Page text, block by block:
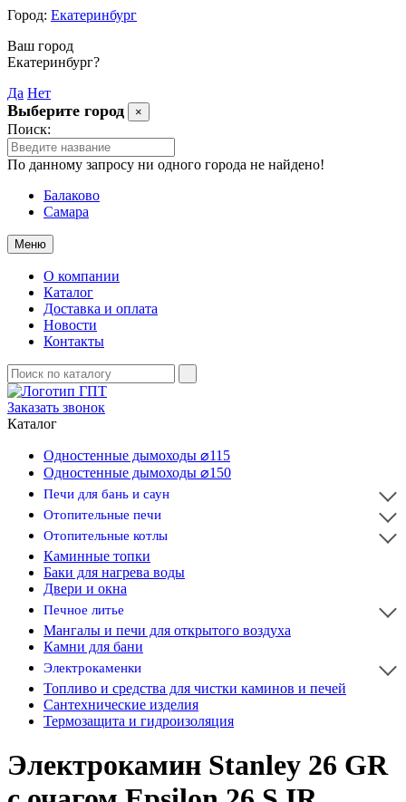
Город: Екатеринбург
Ваш город
Екатеринбург?
Да Нет
Выберите город ×
Поиск:
По данному запросу ни одного города не найдено!
Балаково
Самара
Меню
О компании
Каталог
Доставка и оплата
Новости
Контакты
Заказать звонок
Каталог
Одностенные дымоходы ⌀115
Одностенные дымоходы ⌀150
Печи для бань и саун
Отопительные печи
Отопительные котлы
Каминные топки
Баки для нагрева воды
Двери и окна
Печное литье
Мангалы и печи для открытого воздуха
Камни для бани
Электрокаменки
Топливо и средства для чистки каминов и печей
Сантехнические изделия
Термозащита и гидроизоляция
Электрокамин Stanley 26 GR